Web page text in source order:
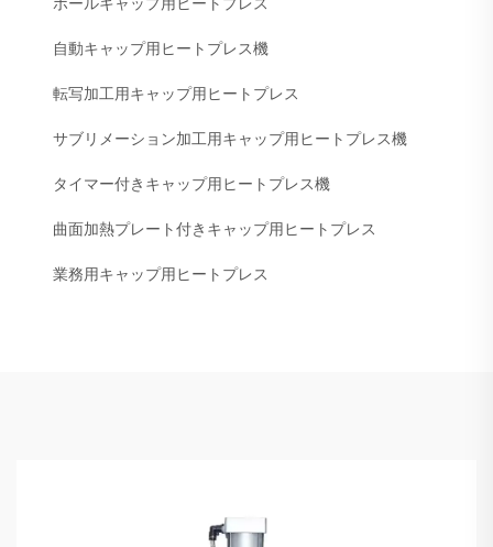
自動キャップ用ヒートプレス機
転写加工用キャップ用ヒートプレス
サブリメーション加工用キャップ用ヒートプレス機
タイマー付きキャップ用ヒートプレス機
曲面加熱プレート付きキャップ用ヒートプレス
業務用キャップ用ヒートプレス